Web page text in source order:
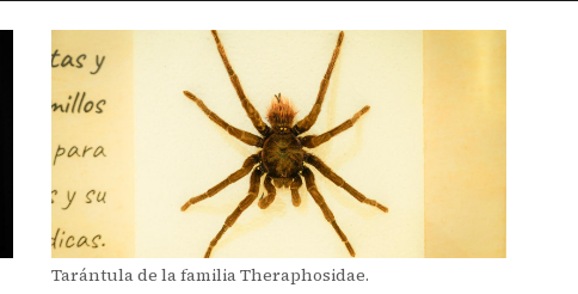
Tarántula de la familia Theraphosidae.